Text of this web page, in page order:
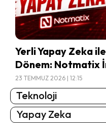
Yerli Yapay Zeka
Dönem: Notmatix
23 TEMMUZ 2026 | 12:15
Teknoloji
Yapay Zeka